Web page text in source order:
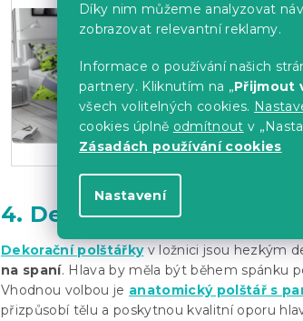
Díky nim můžeme analyzovat
zobrazovat relevantní reklamy.
Informace o používání našich
partnery. Kliknutím na „Přijmout
všech volitelných cookies.
cookies úplně odmítnout v
Zásadách používání cookies
Nastavení
4. Dekorační polštáře
Dekorační polštářkyv ložnici jsou hezkým
na spaní. Hlava by měla být během spánku
Vhodnou volbou je anatomický polštář s
přizpůsobí tělu a poskytnou kvalitní oporu